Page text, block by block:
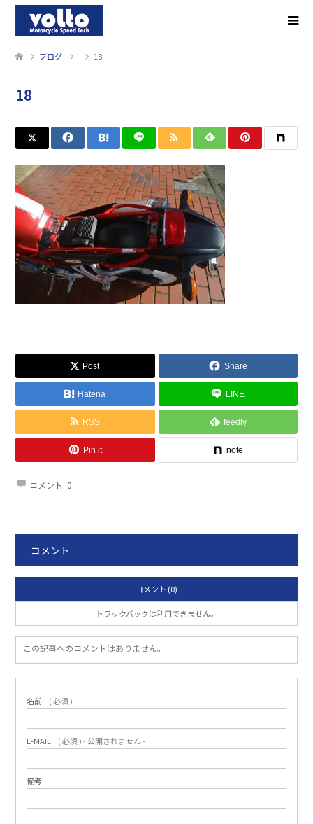
ブログ 18
18
Post Share
Hatena LINE
RSS feedly
Pin it note
コメント: 0
コメント
コメント (0)
トラックバックは利用できません。
この記事へのコメントはありません。
名前 ( 必須 )
E-MAIL ( 必須 ) - 公開されません -
備考